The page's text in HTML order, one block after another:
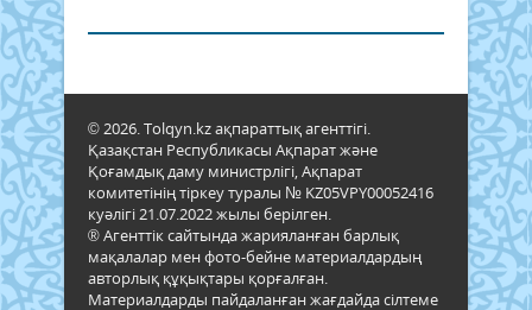
© 2026. Tolqyn.kz ақпараттық агенттігі.
Қазақстан Республикасы Ақпарат және
Қоғамдық даму министрлігі, Ақпарат
комитетінің тіркеу туралы № KZ05VPY00052416
куәлігі 21.07.2022 жылы берілген.
® Агенттік сайтында жарияланған барлық
мақалалар мен фото-бейне материалдардың
авторлық құқықтары қорғалған.
Материалдарды пайдаланған жағдайда сілтеме